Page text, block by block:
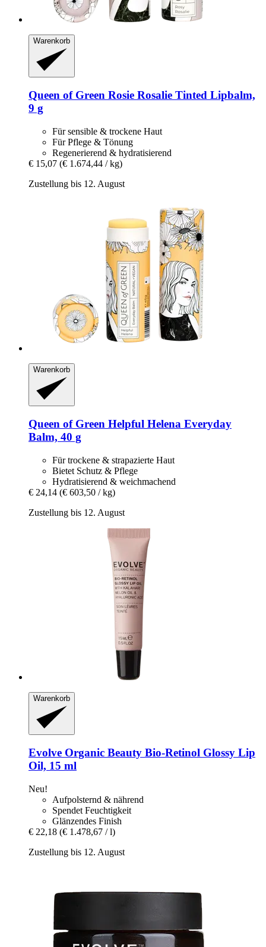
Warenkorb
Queen of Green Rosie Rosalie Tinted Lipbalm,
9 g
Für sensible & trockene Haut
Für Pflege & Tönung
Regenerierend & hydratisierend
€ 15,07 (€ 1.674,44 / kg)
Zustellung bis 12. August
Warenkorb
Queen of Green Helpful Helena Everyday
Balm, 40 g
Für trockene & strapazierte Haut
Bietet Schutz & Pflege
Hydratisierend & weichmachend
€ 24,14 (€ 603,50 / kg)
Zustellung bis 12. August
Warenkorb
Evolve Organic Beauty Bio-​Retinol Glossy Lip
Oil, 15 ml
Neu!
Aufpolsternd & nährend
Spendet Feuchtigkeit
Glänzendes Finish
€ 22,18 (€ 1.478,67 / l)
Zustellung bis 12. August